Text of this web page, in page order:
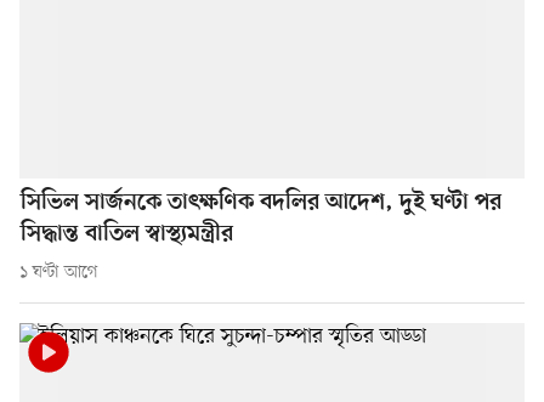
সিভিল সার্জনকে তাৎক্ষণিক বদলির আদেশ, দুই ঘণ্টা পর
সিদ্ধান্ত বাতিল স্বাস্থ্যমন্ত্রীর
১ ঘণ্টা আগে